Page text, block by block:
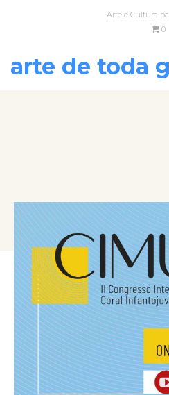
Arte e Cultura
0
arte de toda